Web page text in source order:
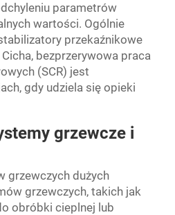
parametrów
wartości. Ogólnie
przekaźnikowe
bezprzerywowa praca
(SCR) jest
gdy udziela się opieki
grzewcze i
grzewczych dużych
grzewczych, takich jak
obróbki cieplnej lub